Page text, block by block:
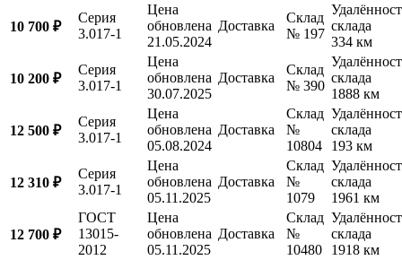
10 700 ₽
Серия
3.017-1
Цена
обновлена
21.05.2024
Доставка
Склад
№ 197
склада
334 км
10 200 ₽
Серия
3.017-1
Цена
обновлена
30.07.2025
Доставка
Склад
№ 390
склада
1888 км
12 500 ₽
Серия
3.017-1
Цена
обновлена
05.08.2024
Доставка
Склад
№
10804
склада
193 км
12 310 ₽
Серия
3.017-1
Цена
обновлена
05.11.2025
Доставка
Склад
№
1079
склада
1961 км
12 700 ₽
ГОСТ
13015-
2012
Цена
обновлена
05.11.2025
Доставка
Склад
№
10480
склада
1918 км